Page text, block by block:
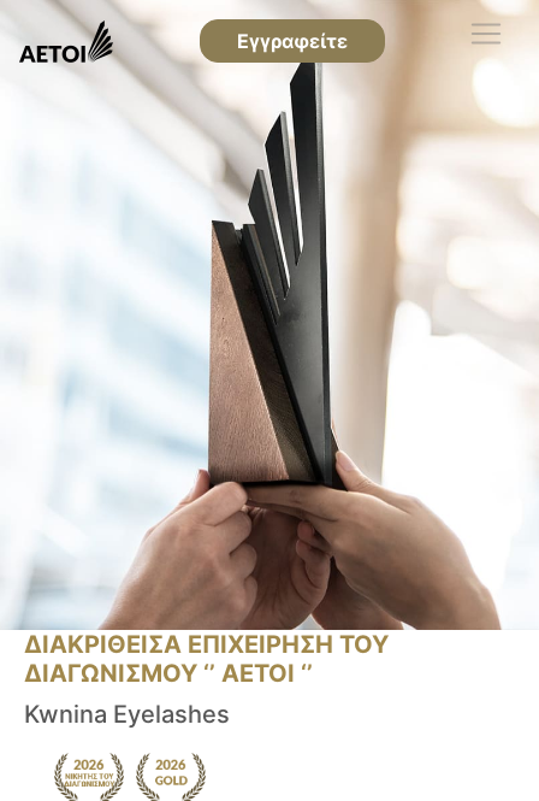
Εγγραφείτε
ΔΙΑΚΡΙΘΕΙΣΑ ΕΠΙΧΕΙΡΗΣΗ ΤΟΥ
ΔΙΑΓΩΝΙΣΜΟΥ ‘’ ΑΕΤΟΙ ‘’
Kwnina Eyelashes